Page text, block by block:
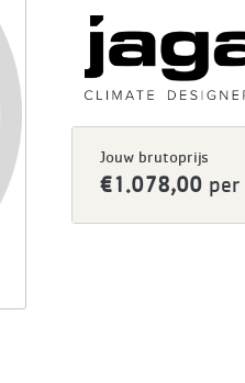
Jouw brutoprijs
€1.078,00